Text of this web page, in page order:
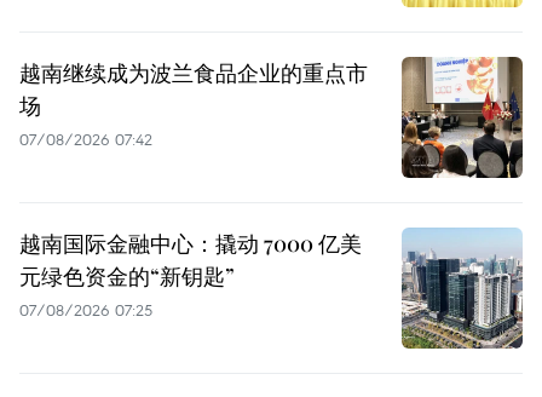
越南继续成为波兰食品企业的重点市
场
07/08/2026 07:42
越南国际金融中心：撬动 7000 亿美
元绿色资金的“新钥匙”
07/08/2026 07:25